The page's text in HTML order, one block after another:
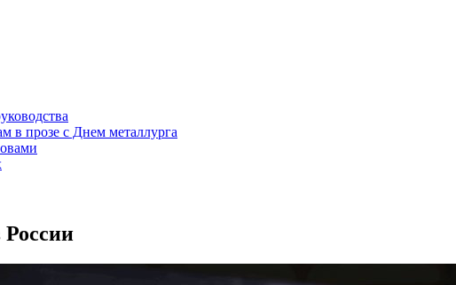
в прозе с Днем металлурга
России